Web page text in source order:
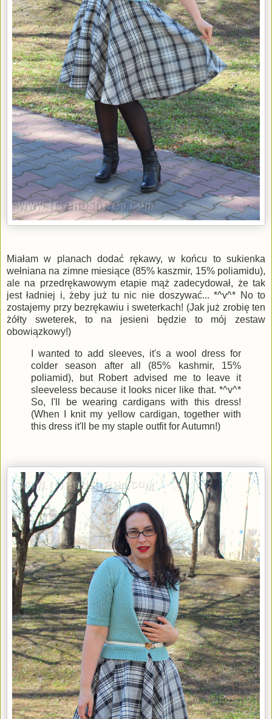
Miałam w planach dodać rękawy, w końcu to sukienka
wełniana na zimne miesiące (85% kaszmir, 15% poliamidu),
ale na przedrękawowym etapie mąż zadecydował, że tak
jest ładniej i, żeby już tu nic nie doszywać... *^v^* No to
zostajemy przy bezrękawiu i sweterkach! (Jak już zrobię ten
żółty sweterek, to na jesieni będzie to mój zestaw
obowiązkowy!)
I wanted to add sleeves, it's a wool dress for
colder season after all (85% kashmir, 15%
poliamid), but Robert advised me to leave it
sleeveless because it looks nicer like that. *^v^*
So, I'll be wearing cardigans with this dress!
(When I knit my yellow cardigan, together with
this dress it'll be my staple outfit for Autumn!)